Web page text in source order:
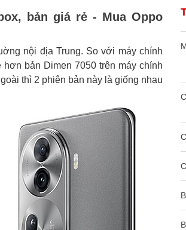
bản giá rẻ - Mua Oppo
nội địa Trung. So với máy chính
bản Dimen 7050 trên máy chính
thì 2 phiên bản này là giống nhau